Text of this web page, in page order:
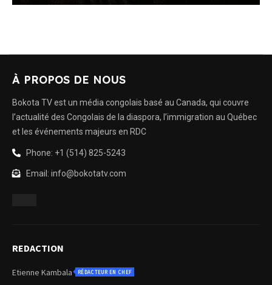
À PROPOS DE NOUS
Bokota TV est un média congolais basé au Canada, qui couvre
l’actualité des Congolais de la diaspora, l’immigration au Québec
et les événements majeurs en RDC
Phone: +1 (514) 825-5243
Email: info@bokotatv.com
REDACTION
Etienne Kambala RÉDACTEUR EN CHEF